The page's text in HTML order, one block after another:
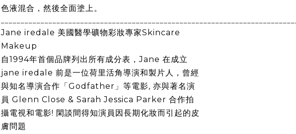
色液混合，然後全面塗上。
Jane iredale 美國醫學礦物彩妝專家Skincare
Makeup
自1994年首個品牌列出所有成分表，Jane 在成立
jane iredale 前是一位荷里活角導演和製片人，曾經
與知名導演合作「Godfather 」等電影, 亦與著名演
員 Glenn Close & Sarah Jessica Parker 合作拍
攝電視和電影! 閑談間得知演員因長期化妝而引起的皮
膚問題